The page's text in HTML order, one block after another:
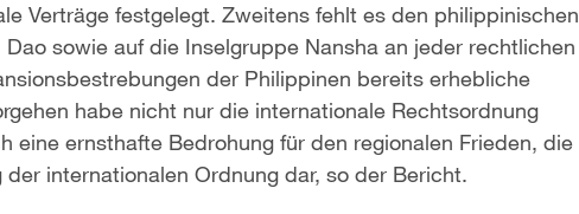
Verträge festgelegt. Zweitens fehlt es den philippinischen
sowie auf die Inselgruppe Nansha an jeder rechtlichen
der Philippinen bereits erhebliche
habe nicht nur die internationale Rechtsordnung
eine ernsthafte Bedrohung für den regionalen Frieden, die
internationalen Ordnung dar, so der Bericht.